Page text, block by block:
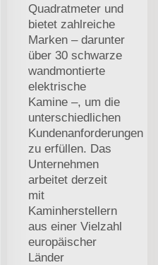
Quadratmeter und
bietet zahlreiche
Marken – darunter
über 30 schwarze
wandmontierte
elektrische
Kamine –, um die
unterschiedlichen
Kundenanforderungen
zu erfüllen. Das
Unternehmen
arbeitet derzeit
mit
Kaminherstellern
aus einer Vielzahl
europäischer
Länder